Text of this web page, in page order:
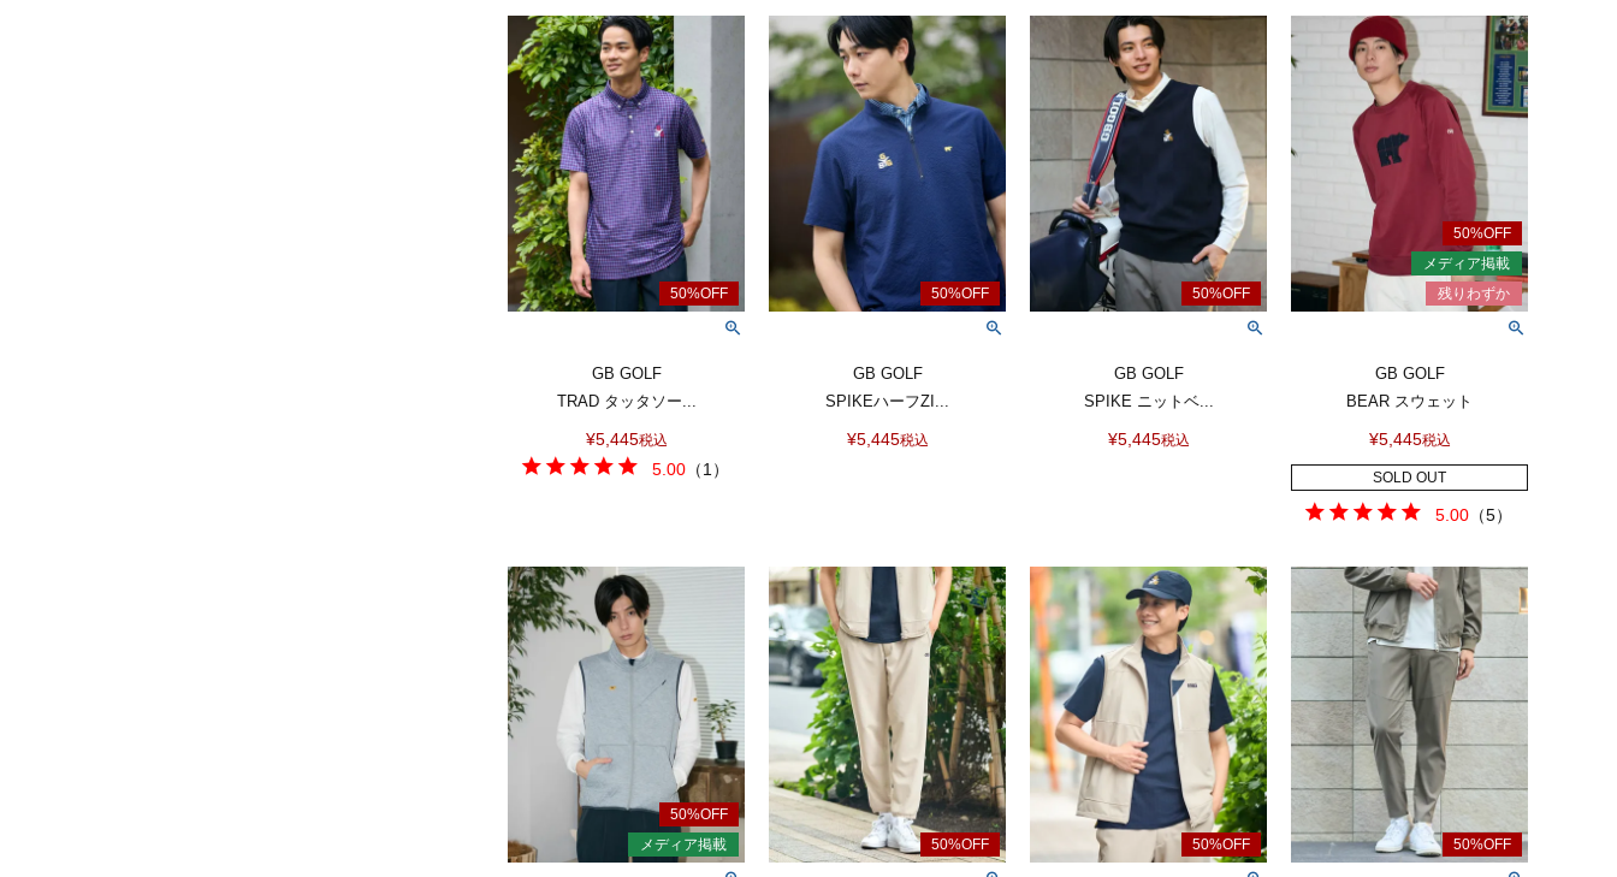
GB GOLF
TRAD タッタソー...
¥5,445税込
5.00 （1 ）
GB GOLF
SPIKEハーフZI...
¥5,445税込
GB GOLF
SPIKE ニットベ...
¥5,445税込
GB GOLF
BEAR スウェット
¥5,445税込
SOLD OUT
5.00 （5）